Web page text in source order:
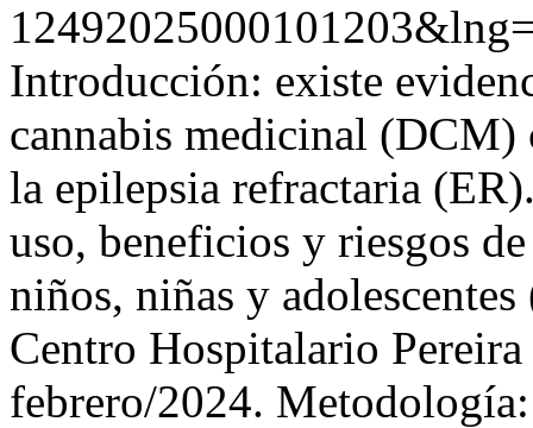
Introducción: existe
cannabis medicinal (DCM)
la epilepsia refractaria
uso, beneficios y riesgos
niños, niñas y
Centro Hospitalario
febrero/2024.